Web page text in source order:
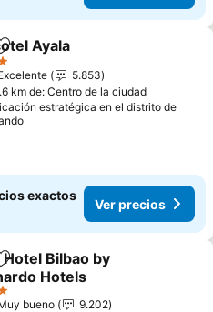
Agregar a favoritos
Ayala
5.853
km de: Centro de la ciudad
estratégica en el distrito de
exactos
Ver precios
Agregar a favoritos
Hotel Bilbao by
Hotels
bueno
9.202